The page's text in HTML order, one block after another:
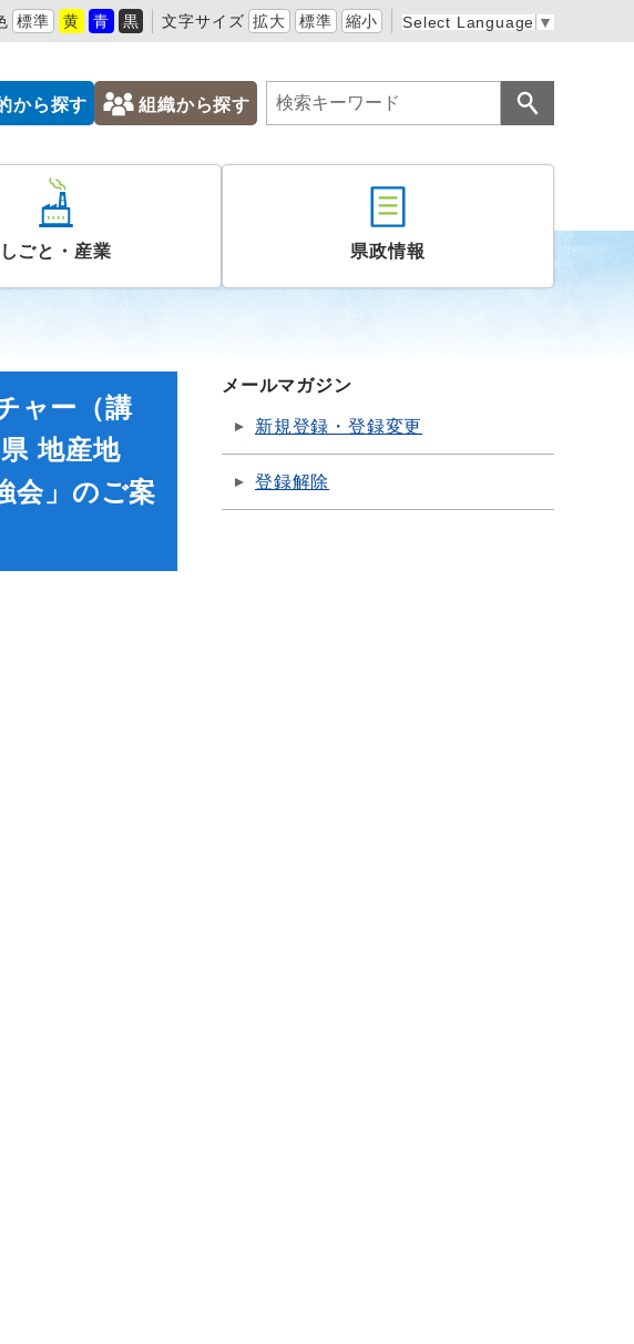
標準 黄 青 黒 文字サイズ 拡大 標準 縮小 Select Language ▼
から探す 組織から探す
しごと・産業 県政情報
ャー（講
地産地
会」のご案
メールマガジン
新規登録・登録変更
登録解除